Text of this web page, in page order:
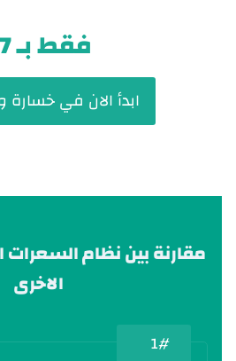
فقط بـ 7$
ابدأ الان في خسارة
مقارنة بين نظام السعرات
الاخرى
1#